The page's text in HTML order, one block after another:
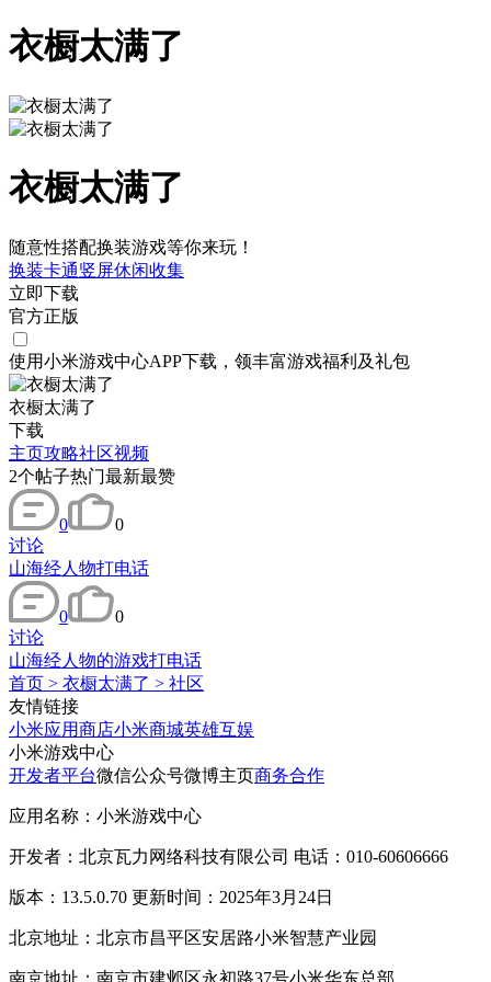
衣橱太满了
衣橱太满了
随意性搭配换装游戏等你来玩！
换装卡通竖屏休闲收集
立即下载
官方正版
使用小米游戏中心APP下载 ，领丰富游戏福利 及礼包
衣橱太满了
下载
主页攻略社区视频
2个帖子热门最新最赞
0
0
讨论
山海经人物打电话
0
0
讨论
山海经人物的游戏打电话
首页 > 衣橱太满了 > 社区
友情链接
小米应用商店小米商城英雄互娱
小米游戏中心
开发者平台微信公众号微博主页商务合作
应用名称：小米游戏中心
开发者：北京瓦力网络科技有限公司 电话：010-60606666
版本：13.5.0.70 更新时间：2025年3月24日
北京地址：北京市昌平区安居路小米智慧产业园
南京地址：南京市建邺区永初路37号小米华东总部